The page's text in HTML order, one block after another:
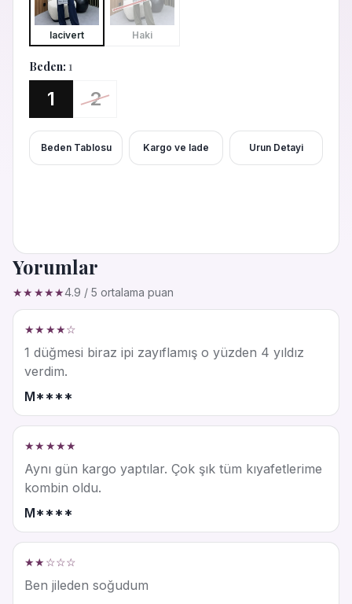
lacivert Haki
Beden: 1
1 2
Beden Tablosu Kargo ve Iade Urun Detayi
Yorumlar
★★★★★4.9 / 5 ortalama puan
★★★★☆
1 düğmesi biraz ipi zayıflamış o yüzden 4 yıldız
verdim.
M****
★★★★★
Aynı gün kargo yaptılar. Çok şık tüm kıyafetlerime
kombin oldu.
M****
★★☆☆☆
Ben jileden soğudum